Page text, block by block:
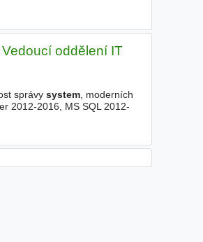
oddělení IT
správy system, moderních
2012-2016, MS SQL 2012-